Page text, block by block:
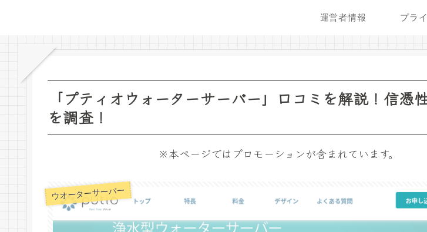
運営者情報 プラ
「プティオウォーターサーバー」口コミを解説！信憑
を調査！
※本ページではプロモーションが含まれています。
ウオーターサーバー